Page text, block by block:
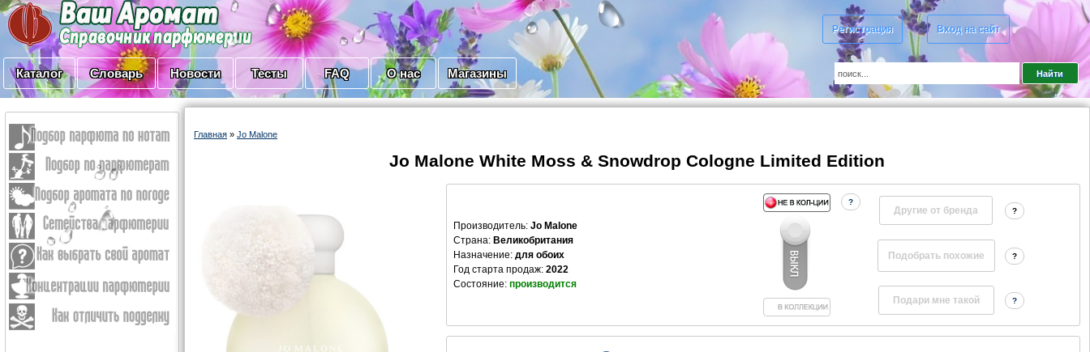
Регистрация Вход на сайт
Каталог Словарь Новости Тесты FAQ О нас Магазины
Главная » Jo Malone
Jo Malone White Moss & Snowdrop Cologne Limited Edition
Производитель: Jo Malone
Страна: Великобритания
Назначение: для обоих
Год старта продаж: 2022
Состояние: производится
?
Другие от бренда ?
?
?